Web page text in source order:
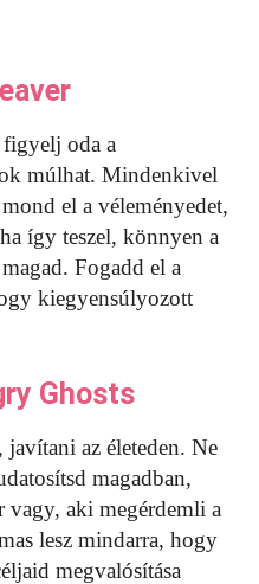
oda a
múlhat. Mindenkivel
el a véleményedet,
így teszel, könnyen a
Fogadd el a
kiegyensúlyozott
Ghosts
az életeden. Ne
magadban,
vagy, aki megérdemli a
lesz mindarra, hogy
megvalósítása